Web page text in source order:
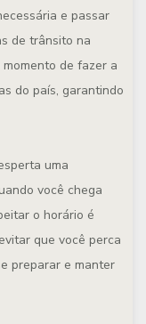
e passar
de trânsito na
de fazer a
do país, garantindo
uma
você chega
o horário é
que você perca
preparar e manter